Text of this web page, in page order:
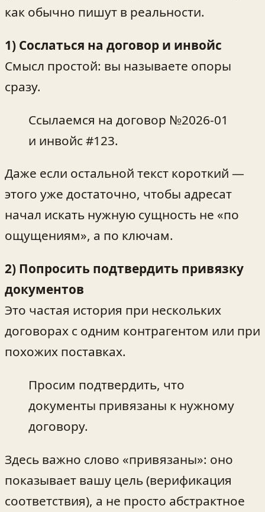
как обычно пишут в реальности.
1) Сослаться на договор и инвойс
Смысл простой: вы называете опоры
сразу.
Ссылаемся на договор №2026‑01
и инвойс #123.
Даже если остальной текст короткий —
этого уже достаточно, чтобы адресат
начал искать нужную сущность не «по
ощущениям», а по ключам.
2) Попросить подтвердить привязку
документов
Это частая история при нескольких
договорах с одним контрагентом или при
похожих поставках.
Просим подтвердить, что
документы привязаны к нужному
договору.
Здесь важно слово «привязаны»: оно
показывает вашу цель (верификация
соответствия), а не просто абстрактное